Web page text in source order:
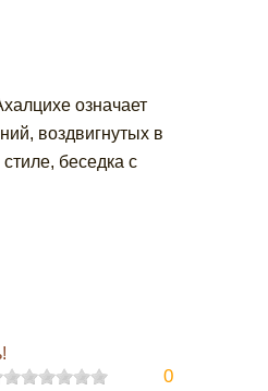
означает
воздвигнутых в
беседка с
0